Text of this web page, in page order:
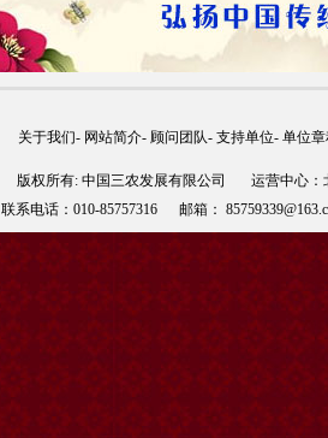
关于我们- 网站简介- 顾问团队- 支持单位- 单位
版权所有: 中国三农发展有限公司 运营中心
联系电话：010-85757316 邮箱：